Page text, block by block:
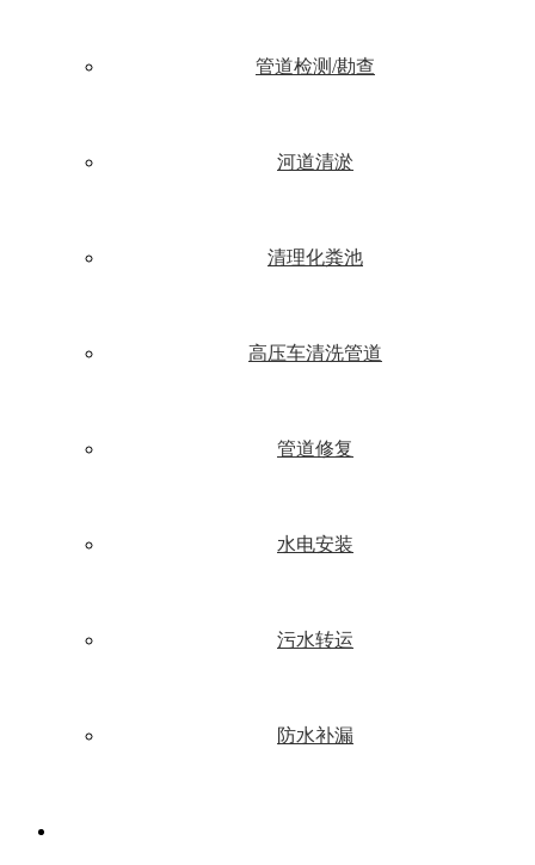
管道检测/勘查
河道清淤
清理化粪池
高压车清洗管道
管道修复
水电安装
污水转运
防水补漏